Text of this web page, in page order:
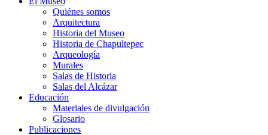
Quiénes somos
Arquitectura
Historia del Museo
Historia de Chapultepec
Arqueología
Murales
Salas de Historia
Salas del Alcázar
Educación
Materiales de divulgación
Glosario
Publicaciones